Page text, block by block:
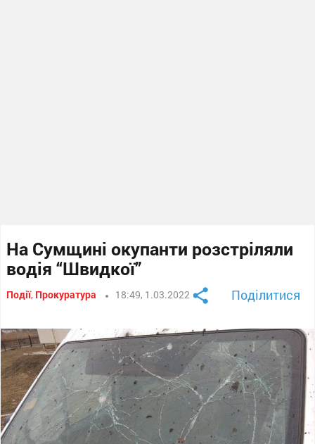
На Сумщині окупанти розстріляли
водія “Швидкої”
Події, Прокуратура 18:49, 1.03.2022 Поділитися